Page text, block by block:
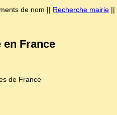
de nom || Recherche mairie ||
France
de France